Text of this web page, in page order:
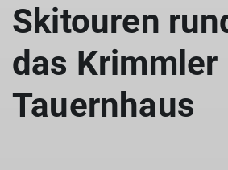
Skitouren
das Krimmler
Tauernhaus